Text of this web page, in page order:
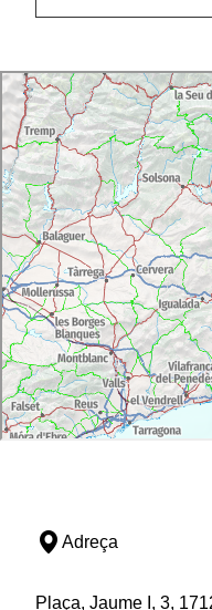
Adreça
Plaça, Jaume I, 3,